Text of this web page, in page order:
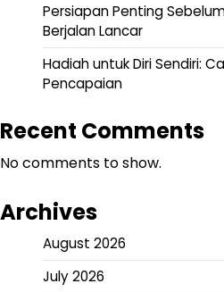
Persiapan Penting
Berjalan Lancar
Hadiah untuk Diri Sendiri:
Pencapaian
Recent Comments
No comments to show.
Archives
August 2026
July 2026